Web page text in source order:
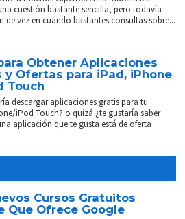
cuestión bastante sencilla, pero todavía
de vez en cuando bastantes consultas sobre...
Obtener Aplicaciones
y Ofertas para iPad, iPhone
Touch
descargar aplicaciones gratis para tu
iPod Touch? o quizá ¿te gustaría saber
aplicación que te gusta está de oferta
Cursos Gratuitos
Que Ofrece Google